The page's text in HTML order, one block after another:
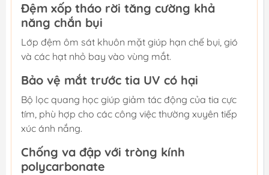
Đệm xốp tháo rời tăng cường khả
năng chắn bụi
Lớp đệm ôm sát khuôn mặt giúp hạn chế bụi, gió
và các hạt nhỏ bay vào vùng mắt.
Bảo vệ mắt trước tia UV có hại
Bộ lọc quang học giúp giảm tác động của tia cực
tím, phù hợp cho các công việc thường xuyên tiếp
xúc ánh nắng.
Chống va đập với tròng kính
polycarbonate